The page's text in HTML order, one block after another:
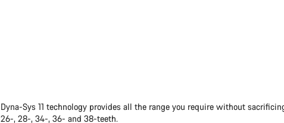
Dyna-Sys 11 technology provides all the range you require without
26-, 28-, 34-, 36- and 38-teeth.